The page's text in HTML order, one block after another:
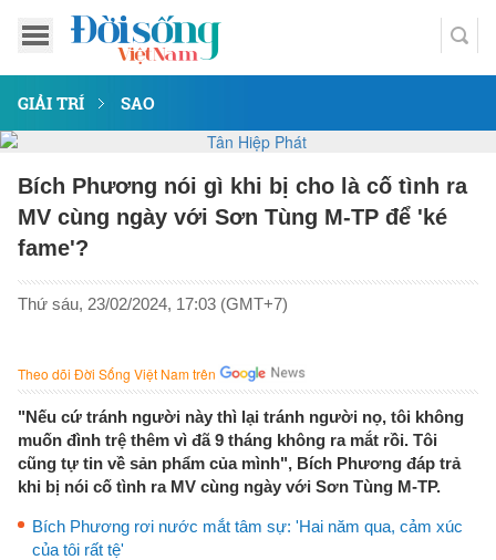
GIẢI TRÍ SAO
Bích Phương nói gì khi bị cho là cố tình ra
MV cùng ngày với Sơn Tùng M-TP để 'ké
fame'?
Thứ sáu, 23/02/2024, 17:03 (GMT+7)
Theo dõi Đời Sống Việt Nam trên
"Nếu cứ tránh người này thì lại tránh người nọ, tôi không
muốn đình trệ thêm vì đã 9 tháng không ra mắt rồi. Tôi
cũng tự tin về sản phẩm của mình", Bích Phương đáp trả
khi bị nói cố tình ra MV cùng ngày với Sơn Tùng M-TP.
Bích Phương rơi nước mắt tâm sự: 'Hai năm qua, cảm xúc
của tôi rất tệ'